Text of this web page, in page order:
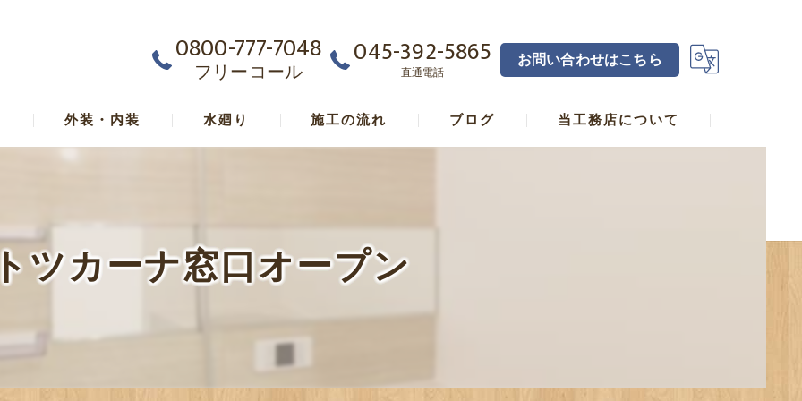
0800-777-7048
フリーコール
045-392-5865
直通電話
お問い合わせはこちら
外装・内装 水廻り 施工の流れ ブログ 当工務店について
ツカーナ窓口オープン